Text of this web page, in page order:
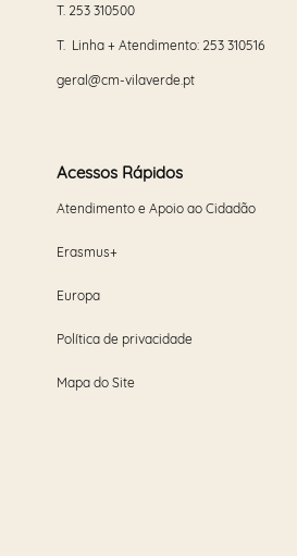
T. 253 310500
T. Linha + Atendimento: 253 310516
geral@cm-vilaverde.pt
Acessos Rápidos
Atendimento e Apoio ao Cidadão
Erasmus+
Europa
Política de privacidade
Mapa do Site